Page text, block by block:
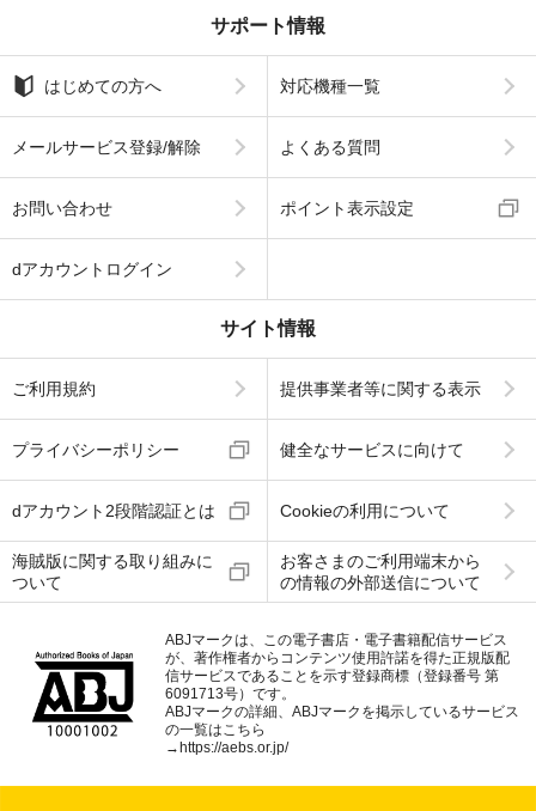
サポート情報
はじめての方へ 対応機種一覧
メールサービス登録/解除 よくある質問
お問い合わせ ポイント表示設定
dアカウントログイン
サイト情報
ご利用規約 提供事業者等に関する表示
プライバシーポリシー 健全なサービスに向けて
dアカウント2段階認証とは Cookieの利用について
海賊版に関する取り組みに
ついて
お客さまのご利用端末から
の情報の外部送信について
ABJマークは、この電子書店・電子書籍配信サービス
が、著作権者からコンテンツ使用許諾を得た正規版配
信サービスであることを示す登録商標（登録番号 第
6091713号）です。
ABJマークの詳細、ABJマークを掲示しているサービス
の一覧はこちら
→ https://aebs.or.jp/